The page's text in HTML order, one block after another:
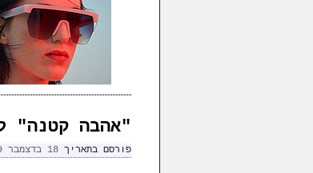
"אהבה קטנה"
פורסם בתאריך 18 בדצמבר 2019